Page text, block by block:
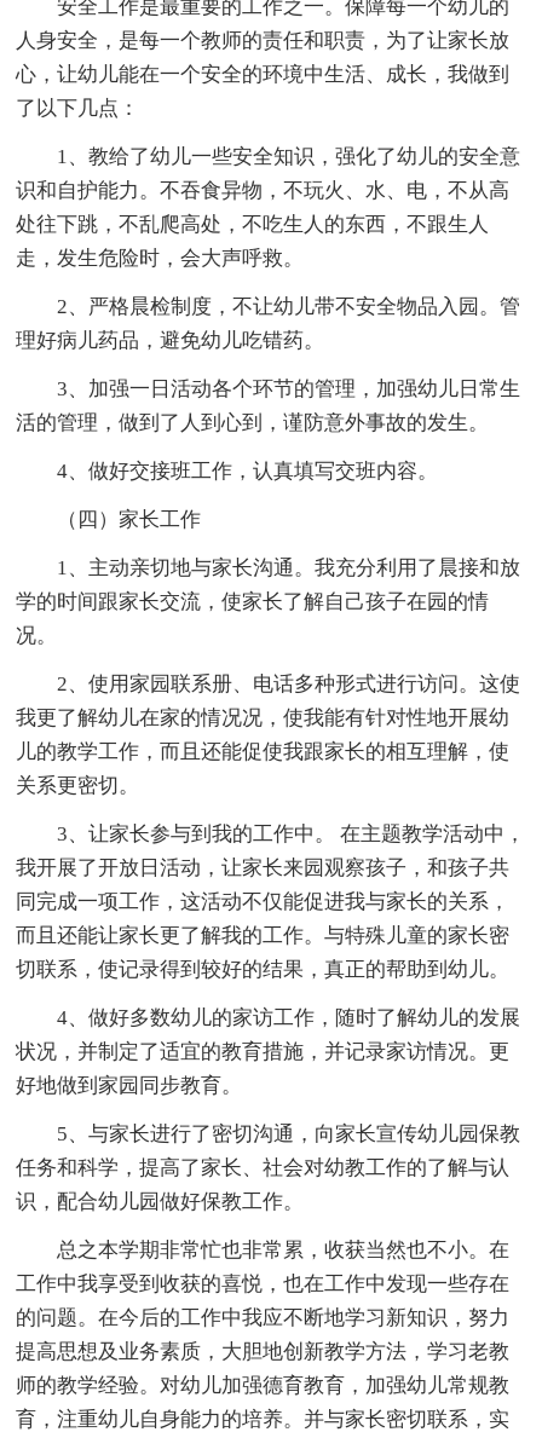
安全工作是最重要的工作之一。保障每一个幼儿的
人身安全，是每一个教师的责任和职责，为了让家长放
心，让幼儿能在一个安全的环境中生活、成长，我做到
了以下几点：
1、教给了幼儿一些安全知识，强化了幼儿的安全意
识和自护能力。不吞食异物，不玩火、水、电，不从高
处往下跳，不乱爬高处，不吃生人的东西，不跟生人
走，发生危险时，会大声呼救。
2、严格晨检制度，不让幼儿带不安全物品入园。管
理好病儿药品，避免幼儿吃错药。
3、加强一日活动各个环节的管理，加强幼儿日常生
活的管理，做到了人到心到，谨防意外事故的发生。
4、做好交接班工作，认真填写交班内容。
（四）家长工作
1、主动亲切地与家长沟通。我充分利用了晨接和放
学的时间跟家长交流，使家长了解自己孩子在园的情
况。
2、使用家园联系册、电话多种形式进行访问。这使
我更了解幼儿在家的情况况，使我能有针对性地开展幼
儿的教学工作，而且还能促使我跟家长的相互理解，使
关系更密切。
3、让家长参与到我的工作中。 在主题教学活动中，
我开展了开放日活动，让家长来园观察孩子，和孩子共
同完成一项工作，这活动不仅能促进我与家长的关系，
而且还能让家长更了解我的工作。与特殊儿童的家长密
切联系，使记录得到较好的结果，真正的帮助到幼儿。
4、做好多数幼儿的家访工作，随时了解幼儿的发展
状况，并制定了适宜的教育措施，并记录家访情况。更
好地做到家园同步教育。
5、与家长进行了密切沟通，向家长宣传幼儿园保教
任务和科学，提高了家长、社会对幼教工作的了解与认
识，配合幼儿园做好保教工作。
总之本学期非常忙也非常累，收获当然也不小。在
工作中我享受到收获的喜悦，也在工作中发现一些存在
的问题。在今后的工作中我应不断地学习新知识，努力
提高思想及业务素质，大胆地创新教学方法，学习老教
师的教学经验。对幼儿加强德育教育，加强幼儿常规教
育，注重幼儿自身能力的培养。并与家长密切联系，实